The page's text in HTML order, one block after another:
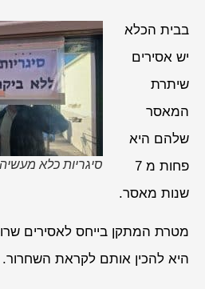
סיגריות כלא
בבית הכלא
יש אסירים
שיתרת
המאסר
שלהם היא
פחות מ 7
שנות מאסר.
מטרת המתקן בייחס לאסירים
היא להכין אותם לקראת השחרור.